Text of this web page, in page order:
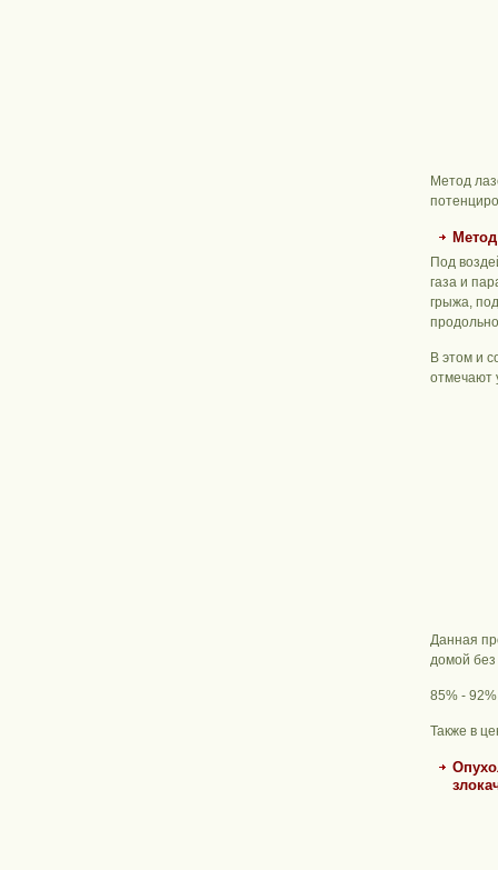
Метод
Под
газа и
грыжа,
В этом и
отмечают
Данная
домой без
85% -
Также в